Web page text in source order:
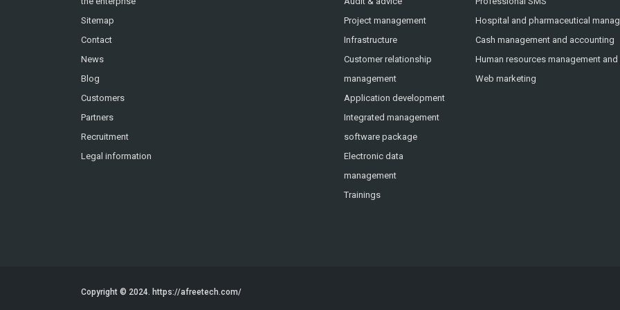
Sitemap
Contact
News
Blog
Customers
Partners
Recruitment
Legal information
Project management
Infrastructure
Customer relationship
management
Application development
Integrated management
software package
Electronic data
management
Trainings
Hospital and pharmaceutical
Cash management and accounting
Human resources management and
Web marketing
Copyright © 2024. https://afreetech.com/